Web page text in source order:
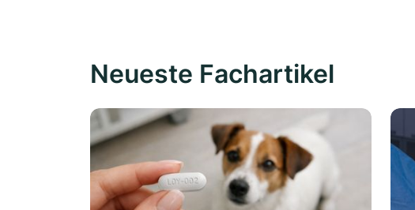
Neueste Fachartikel